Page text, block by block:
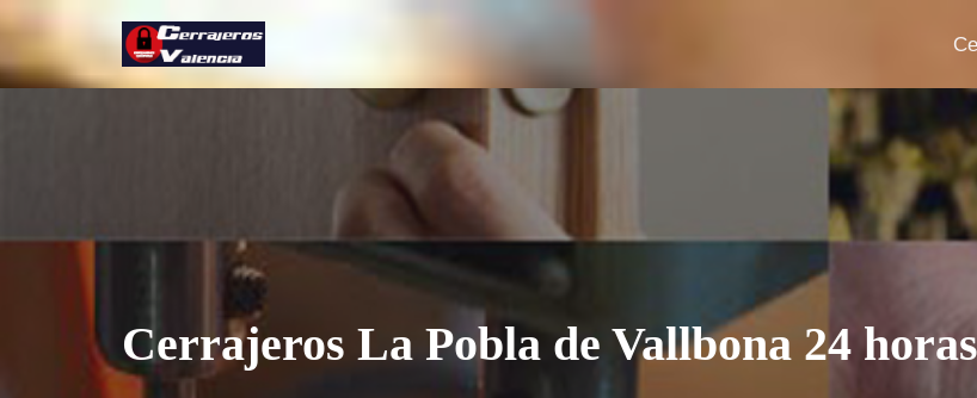
Saltar
Cerrajeros La Pobla de Vallbona 24 horas